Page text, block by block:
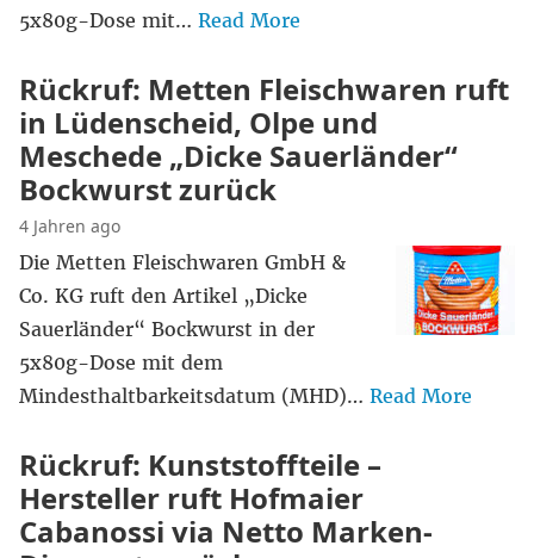
5x80g-Dose mit… Read More
Rückruf: Metten Fleischwaren ruft
in Lüdenscheid, Olpe und
Meschede „Dicke Sauerländer“
Bockwurst zurück
4 Jahren ago
Die Metten Fleischwaren GmbH &
Co. KG ruft den Artikel „Dicke
Sauerländer“ Bockwurst in der
5x80g-Dose mit dem
Mindesthaltbarkeitsdatum (MHD)… Read More
Rückruf: Kunststoffteile –
Hersteller ruft Hofmaier
Cabanossi via Netto Marken-